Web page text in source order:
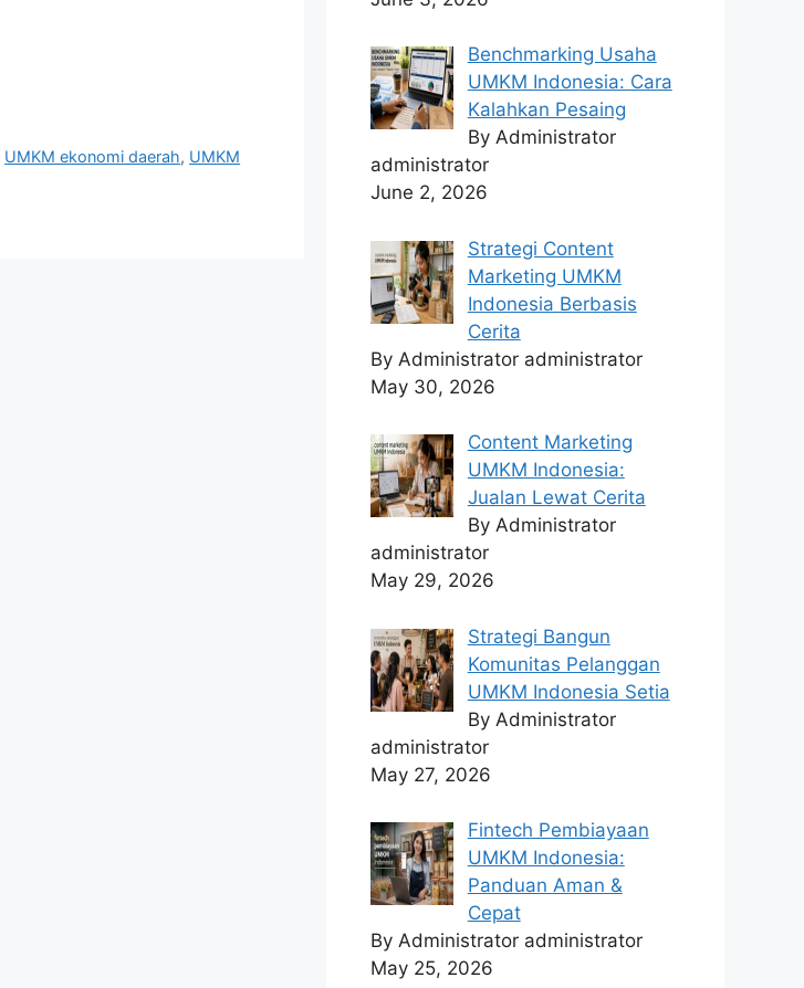
UMKM ekonomi daerah, UMKM
Benchmarking Usaha
UMKM Indonesia: Cara
Kalahkan Pesaing
By Administrator
administrator
June 2, 2026
Strategi Content
Marketing UMKM
Indonesia Berbasis
Cerita
By Administrator administrator
May 30, 2026
Content Marketing
UMKM Indonesia:
Jualan Lewat Cerita
By Administrator
administrator
May 29, 2026
Strategi Bangun
Komunitas Pelanggan
UMKM Indonesia Setia
By Administrator
administrator
May 27, 2026
Fintech Pembiayaan
UMKM Indonesia:
Panduan Aman &
Cepat
By Administrator administrator
May 25, 2026